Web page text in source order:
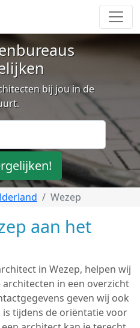
bij jou in de
Wezep
aan het
in Wezep, helpen wij
in een overzicht
geven wij ook
tijdens de oriëntatie voor